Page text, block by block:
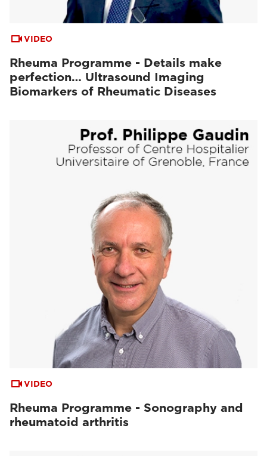
VIDEO
Rheuma Programme - Details make
perfection… Ultrasound Imaging
Biomarkers of Rheumatic Diseases
VIDEO
Rheuma Programme - Sonography and
rheumatoid arthritis